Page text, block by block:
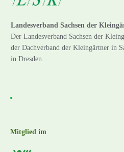
Landesverband Sachsen der
Der Landesverband Sachsen der
der Dachverband der Kleingärtner in
in Dresden.
Mitglied im